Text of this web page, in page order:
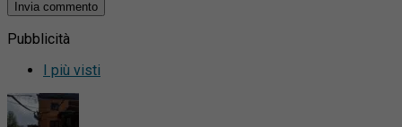
Pubblicità
I più visti